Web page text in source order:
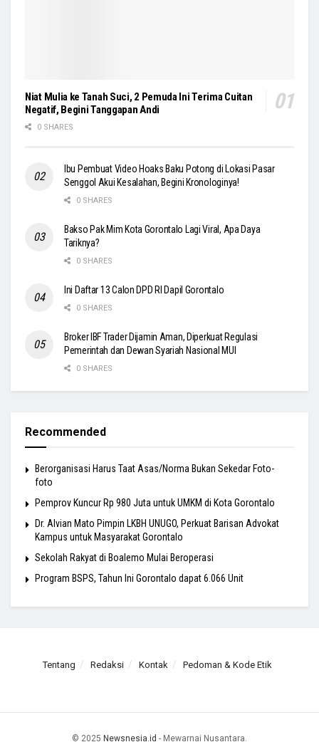
Niat Mulia ke Tanah Suci, 2 Pemuda Ini Terima Cuitan
Negatif, Begini Tanggapan Andi
0 SHARES
Ibu Pembuat Video Hoaks Baku Potong di Lokasi Pasar
Senggol Akui Kesalahan, Begini Kronologinya!
0 SHARES
Bakso Pak Mim Kota Gorontalo Lagi Viral, Apa Daya
Tariknya?
0 SHARES
Ini Daftar 13 Calon DPD RI Dapil Gorontalo
0 SHARES
Broker IBF Trader Dijamin Aman, Diperkuat Regulasi
Pemerintah dan Dewan Syariah Nasional MUI
0 SHARES
Recommended
Berorganisasi Harus Taat Asas/Norma Bukan Sekedar Foto-
foto
Pemprov Kuncur Rp 980 Juta untuk UMKM di Kota Gorontalo
Dr. Alvian Mato Pimpin LKBH UNUGO, Perkuat Barisan Advokat
Kampus untuk Masyarakat Gorontalo
Sekolah Rakyat di Boalemo Mulai Beroperasi
Program BSPS, Tahun Ini Gorontalo dapat 6.066 Unit
Tentang Redaksi Kontak Pedoman & Kode Etik
© 2025 Newsnesia.id - Mewarnai Nusantara.